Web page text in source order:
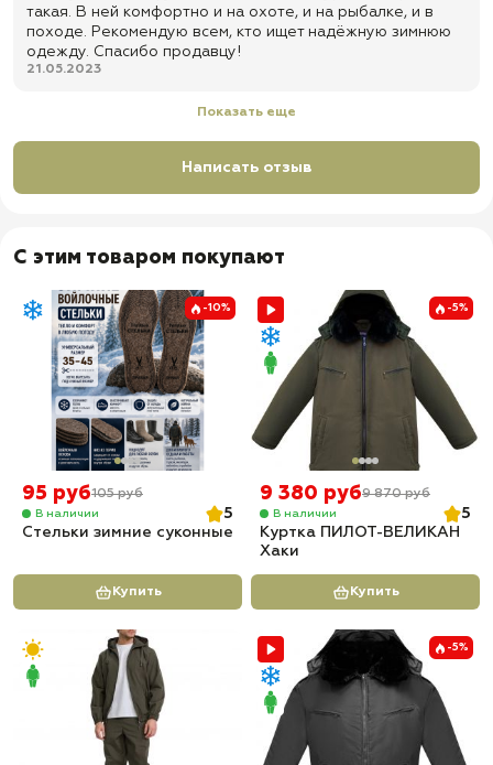
такая. В ней комфортно и на охоте, и на рыбалке, и в
походе. Рекомендую всем, кто ищет надёжную зимнюю
одежду. Спасибо продавцу!
21.05.2023
Показать еще
Написать отзыв
С этим товаром покупают
-10%
95 руб105 руб
В наличии
5
Стельки зимние суконные
Купить
-5%
9 380 руб9 870 руб
В наличии
5
Куртка ПИЛОТ-ВЕЛИКАН
Хаки
Купить
-5%